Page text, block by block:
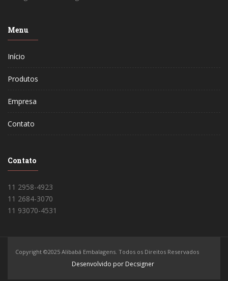
Menu
Início
Produtos
Empresa
Contato
Contato
11 2958-4923
11 2684-3070
11 93070-4531
Copyright ©2025 Alibabá Embalagens. Todos os Direitos Reservados
Desenvolvido por Decsigner